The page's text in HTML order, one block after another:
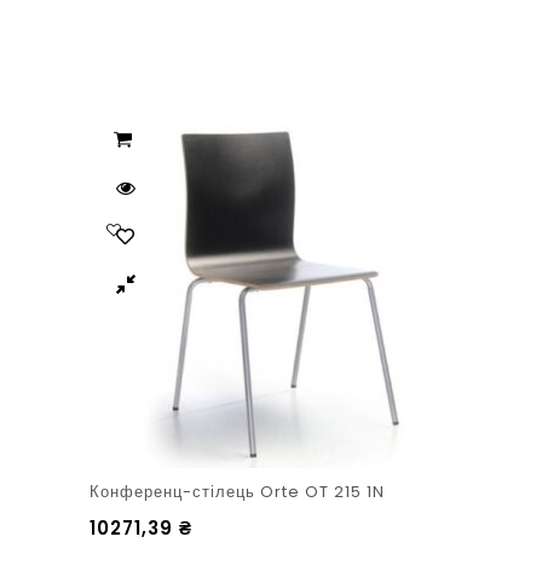
Конференц-стілець Orte OT 215 1N
10271,39 ₴